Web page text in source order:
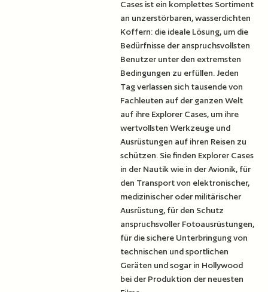
Cases ist ein komplettes Sortiment
an unzerstörbaren, wasserdichten
Koffern: die ideale Lösung, um die
Bedürfnisse der anspruchsvollsten
Benutzer unter den extremsten
Bedingungen zu erfüllen. Jeden
Tag verlassen sich tausende von
Fachleuten auf der ganzen Welt
auf ihre Explorer Cases, um ihre
wertvollsten Werkzeuge und
Ausrüstungen auf ihren Reisen zu
schützen. Sie finden Explorer Cases
in der Nautik wie in der Avionik, für
den Transport von elektronischer,
medizinischer oder militärischer
Ausrüstung, für den Schutz
anspruchsvoller Fotoausrüstungen,
für die sichere Unterbringung von
technischen und sportlichen
Geräten und sogar in Hollywood
bei der Produktion der neuesten